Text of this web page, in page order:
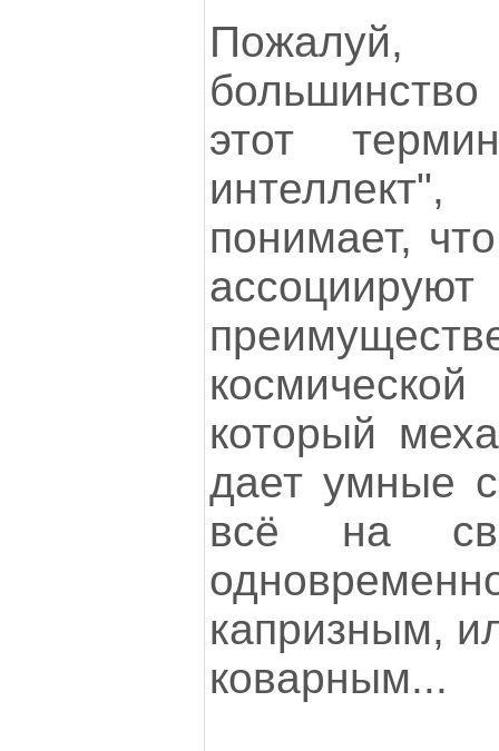
Пожалуй,
этот
понимает,
который
дает умные
всё на
капризным,
коварным...